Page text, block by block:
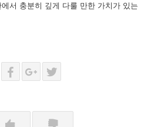
서 충분히 깊게 다룰 만한 가치가 있는